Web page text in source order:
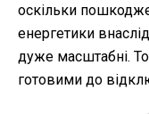
оскільки
енергетики
дуже масштабні.
готовими до